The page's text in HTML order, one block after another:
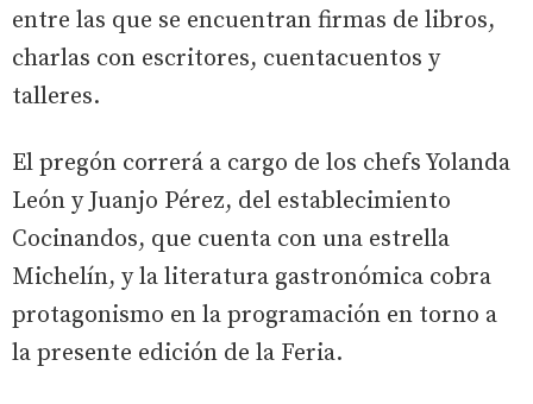
entre las que se encuentran firmas de libros,
charlas con escritores, cuentacuentos y
talleres.
El pregón correrá a cargo de los chefs Yolanda
León y Juanjo Pérez, del establecimiento
Cocinandos, que cuenta con una estrella
Michelín, y la literatura gastronómica cobra
protagonismo en la programación en torno a
la presente edición de la Feria.